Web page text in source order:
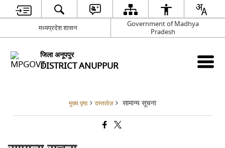
मध्यप्रदेश शासन
Government of Madhya
Pradesh
जिला अनूपपुर
DISTRICT ANUPPUR
मुख्य पृष्ठ दस्तावेज़ सामान्य सूचना